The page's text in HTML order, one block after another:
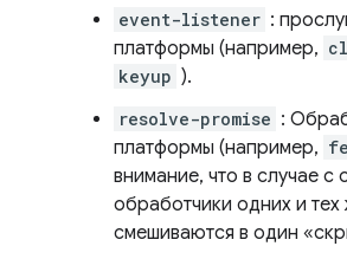
event-listener :
платформы (например,
keyup ).
resolve-promise :
платформы (например,
внимание, что в случае
обработчики одних и
смешиваются в один